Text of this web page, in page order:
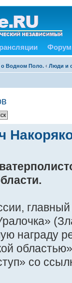
Форум
о Водном Поло. ‹ Люди и
награду
со